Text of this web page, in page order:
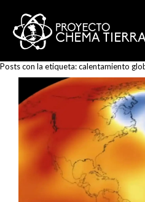
Posts con la etiqueta:calentamiento